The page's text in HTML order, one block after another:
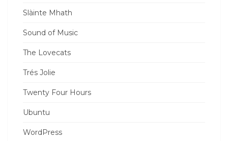
Slàinte Mhath
Sound of Music
The Lovecats
Trés Jolie
Twenty Four Hours
Ubuntu
WordPress